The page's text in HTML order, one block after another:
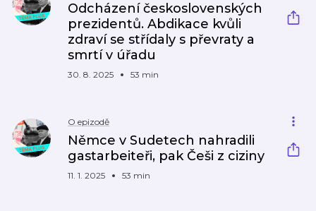
Odcházení československých
prezidentů. Abdikace kvůli
zdraví se střídaly s převraty a
smrtí v úřadu
30. 8. 2025 53 min
O epizodě
Němce v Sudetech nahradili
gastarbeiteři, pak Češi z ciziny
11. 1. 2025 53 min